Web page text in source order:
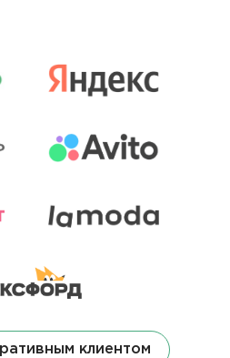
клиентом